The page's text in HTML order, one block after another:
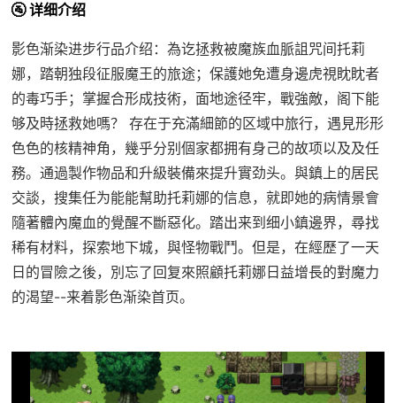
🚰 详细介绍
影色渐染进步行品介绍：為讫拯救被魔族血脈詛咒间托莉
娜，踏朝独段征服魔王的旅途；保護她免遭身邊虎視眈眈者
的毒巧手；掌握合形成技術，面地途径牢，戰強敵，阁下能
够及時拯救她嗎？ 存在于充滿細節的区域中旅行，遇見形形
色色的核精神角，幾乎分别個家都拥有身己的故项以及及任
務。通過製作物品和升級裝備來提升實劲头。與鎮上的居民
交談，搜集任为能能幫助托莉娜的信息，就即她的病情景會
隨著體內魔血的覺醒不斷惡化。踏出来到细小鎮邊界，尋找
稀有材料，探索地下城，與怪物戰鬥。但是，在經歷了一天
日的冒險之後，別忘了回复來照顧托莉娜日益增長的對魔力
的渴望--来着影色渐染首页。